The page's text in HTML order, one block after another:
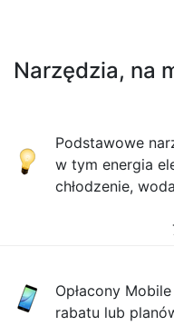
Narzędzia, na
Podstawowe
w tym energia
chłodzenie,
Opłacony
rabatu lub